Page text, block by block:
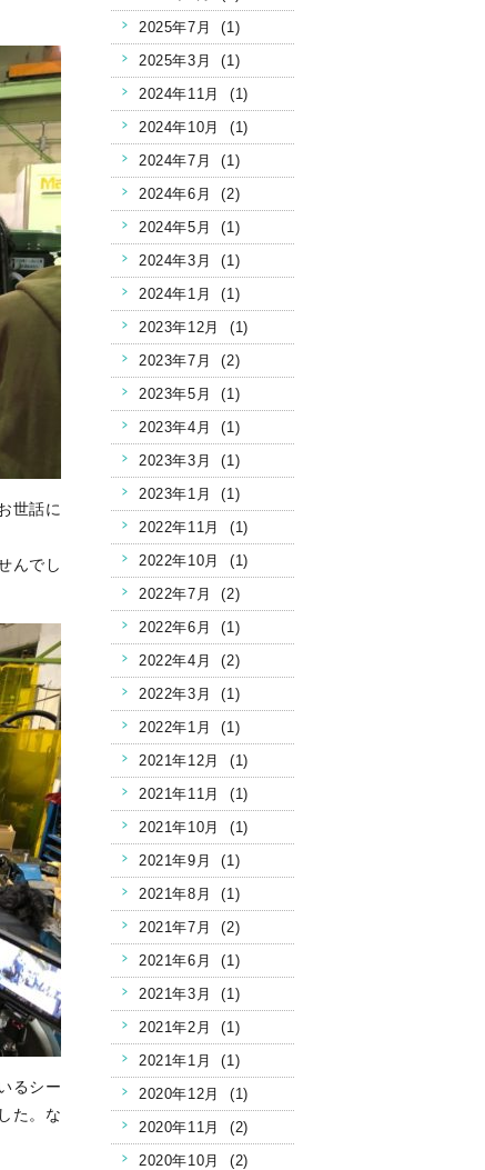
世話に
んでし
るシー
た。な
2025年7月 (1)
2025年3月 (1)
2024年11月 (1)
2024年10月 (1)
2024年7月 (1)
2024年6月 (2)
2024年5月 (1)
2024年3月 (1)
2024年1月 (1)
2023年12月 (1)
2023年7月 (2)
2023年5月 (1)
2023年4月 (1)
2023年3月 (1)
2023年1月 (1)
2022年11月 (1)
2022年10月 (1)
2022年7月 (2)
2022年6月 (1)
2022年4月 (2)
2022年3月 (1)
2022年1月 (1)
2021年12月 (1)
2021年11月 (1)
2021年10月 (1)
2021年9月 (1)
2021年8月 (1)
2021年7月 (2)
2021年6月 (1)
2021年3月 (1)
2021年2月 (1)
2021年1月 (1)
2020年12月 (1)
2020年11月 (2)
2020年10月 (2)